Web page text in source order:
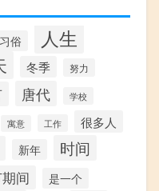
习俗 人生
冬季 努力
唐代 学校
寓意 工作 很多人
新年 时间
间 是一个